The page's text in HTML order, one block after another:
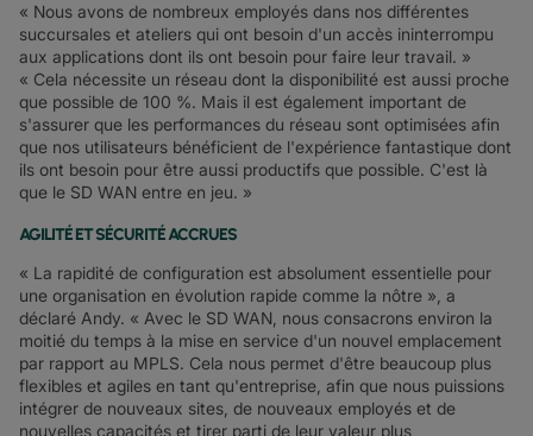
« Nous avons de nombreux employés dans nos différentes
succursales et ateliers qui ont besoin d'un accès ininterrompu
aux applications dont ils ont besoin pour faire leur travail. »
« Cela nécessite un réseau dont la disponibilité est aussi proche
que possible de 100 %. Mais il est également important de
s'assurer que les performances du réseau sont optimisées afin
que nos utilisateurs bénéficient de l'expérience fantastique dont
ils ont besoin pour être aussi productifs que possible. C'est là
que le SD WAN entre en jeu. »
AGILITÉ ET SÉCURITÉ ACCRUES
« La rapidité de configuration est absolument essentielle pour
une organisation en évolution rapide comme la nôtre », a
déclaré Andy. « Avec le SD WAN, nous consacrons environ la
moitié du temps à la mise en service d'un nouvel emplacement
par rapport au MPLS. Cela nous permet d'être beaucoup plus
flexibles et agiles en tant qu'entreprise, afin que nous puissions
intégrer de nouveaux sites, de nouveaux employés et de
nouvelles capacités et tirer parti de leur valeur plus